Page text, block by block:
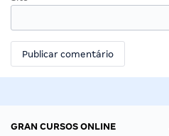
GRAN CURSOS ONLINE